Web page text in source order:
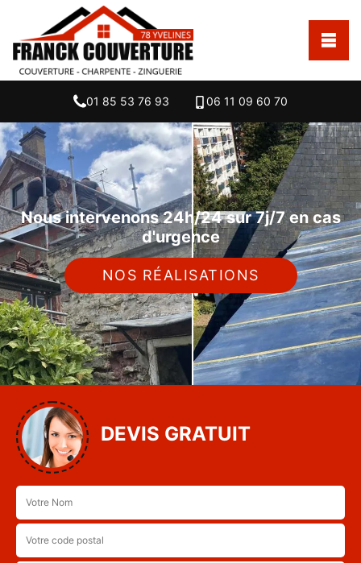
01 85 53 76 93 06 11 09 60 70
Nous intervenons 24h/24 sur 7j/7 en cas
d'urgence
NOS RÉALISATIONS
DEVIS GRATUIT